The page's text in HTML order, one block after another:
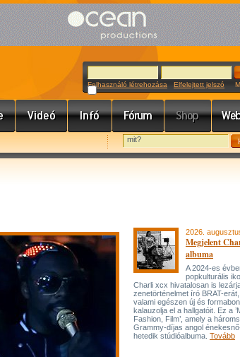
Felhasználó létrehozása Elfelejtett jelszó
2026.
Megjelent
albuma
A 2024-es
popkulturális
Charli xcx hivatalosan is
zenetörténelmet író BRAT-
valami egészen új és
kalauzolja el a hallgatóit. Ez a
Fashion, Film’, amely a
Grammy-díjas angol
hetedik stúdióalbuma. Tovább